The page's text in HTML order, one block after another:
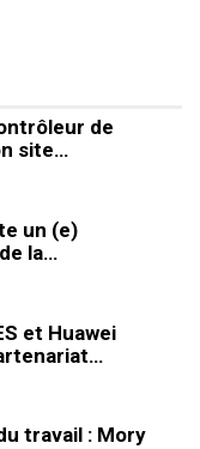
de
site…
un (e)
la…
et Huawei
travail : Mory